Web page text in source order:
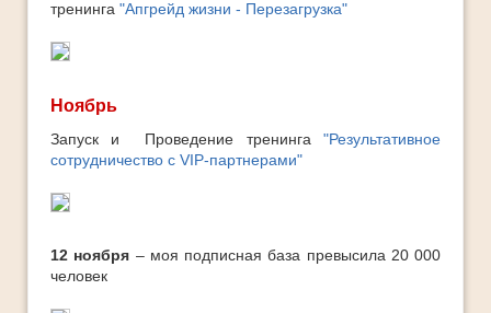
тренинга "Апгрейд жизни - Перезагрузка"
Ноябрь
Запуск и Проведение тренинга "Результативное
сотрудничество с VIP-партнерами"
12 ноября – моя подписная база превысила 20 000
человек